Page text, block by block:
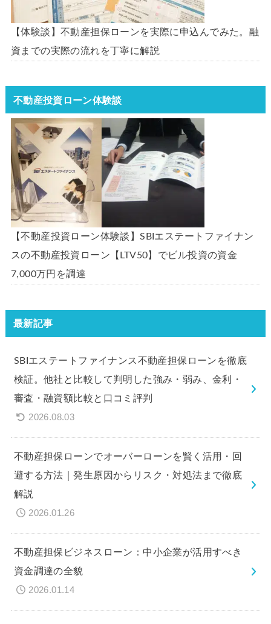
【体験談】不動産担保ローンを実際に申込んでみた。融
資までの実際の流れを丁寧に解説
不動産投資ローン体験談
【不動産投資ローン体験談】SBIエステートファイナン
スの不動産投資ローン【LTV50】でビル投資の資金
7,000万円を調達
最新記事
SBIエステートファイナンス不動産担保ローンを徹底
検証。他社と比較して判明した強み・弱み、金利・
審査・融資額比較と口コミ評判
2026.08.03
不動産担保ローンでオーバーローンを賢く活用・回
避する方法｜発生原因からリスク・対処法まで徹底
解説
2026.01.26
不動産担保ビジネスローン：中小企業が活用すべき
資金調達の全貌
2026.01.14